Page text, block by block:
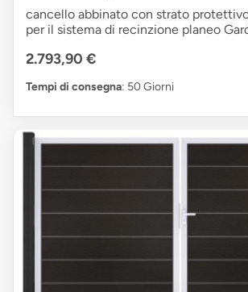
cancello abbinato con strato
per il sistema di recinzione planeo
2.793,90 €
Tempi di consegna: 50 Giorni